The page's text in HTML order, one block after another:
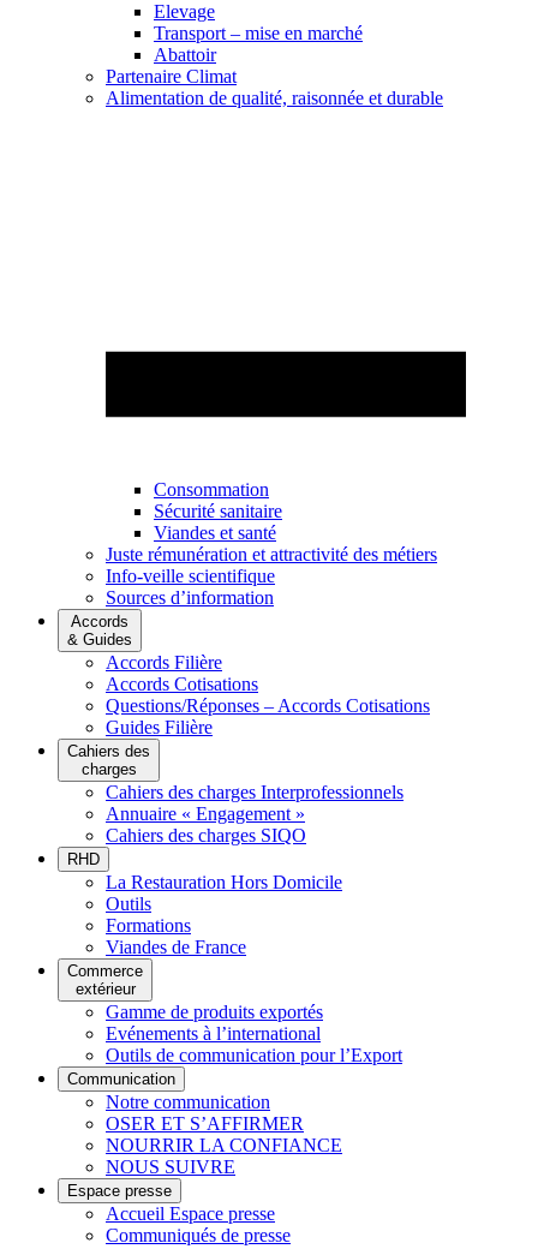
Elevage
Transport – mise en marché
Abattoir
Partenaire Climat
Alimentation de qualité, raisonnée et durable
Consommation
Sécurité sanitaire
Viandes et santé
Juste rémunération et attractivité des métiers
Info-veille scientifique
Sources d’information
Accords
& Guides
Accords Filière
Accords Cotisations
Questions/Réponses – Accords Cotisations
Guides Filière
Cahiers des
charges
Cahiers des charges Interprofessionnels
Annuaire « Engagement »
Cahiers des charges SIQO
RHD
La Restauration Hors Domicile
Outils
Formations
Viandes de France
Commerce
extérieur
Gamme de produits exportés
Evénements à l’international
Outils de communication pour l’Export
Communication
Notre communication
OSER ET S’AFFIRMER
NOURRIR LA CONFIANCE
NOUS SUIVRE
Espace presse
Accueil Espace presse
Communiqués de presse